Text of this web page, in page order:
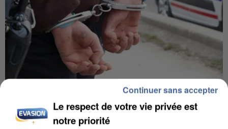
INTERPELLÉ EN ALGÉRIE
Le respect de votre vie privée est
notre priorité
Continuer sans accepter